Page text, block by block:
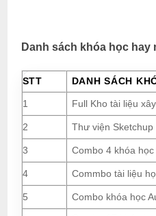
Danh sách khóa học hay
STT DANH SÁCH
1 Full Kho tài liệu
2 Thư viện
3 Combo 4 khóa
4 Commbo tài liệu
5 Combo khóa học